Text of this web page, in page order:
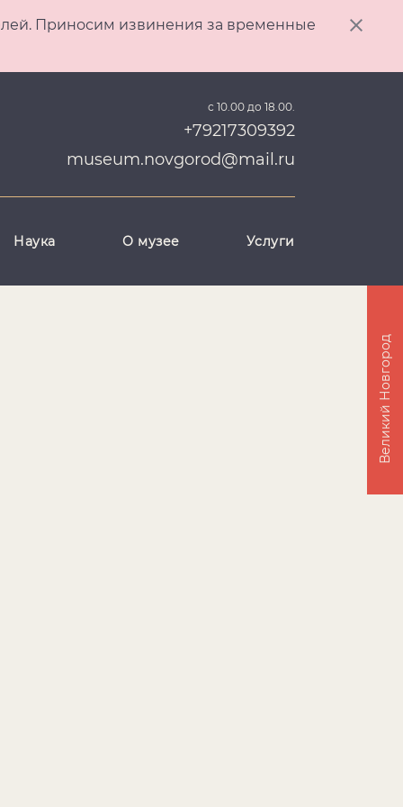
Приносим извинения за временные
с 10.00 до 18.00.
+79217309392
museum.novgorod@mail.ru
Наука О музее Услуги
Великий Новгород